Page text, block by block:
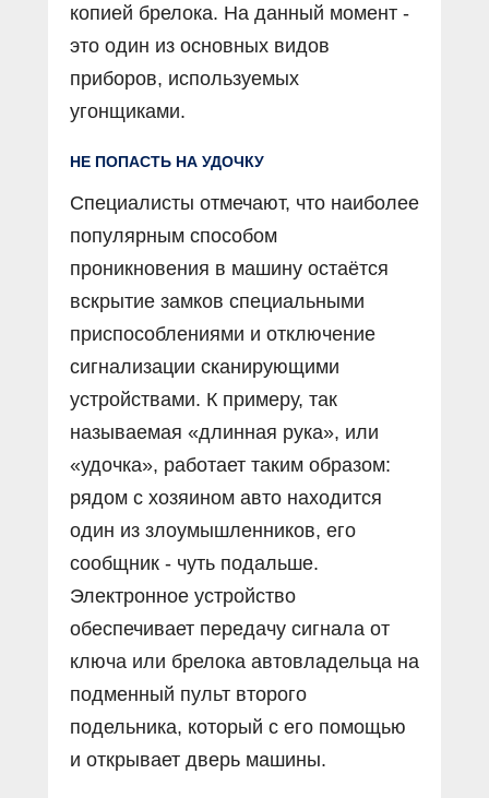
копией брелока. На данный момент -
это один из основных видов
приборов, используемых
угонщиками.
НЕ ПОПАСТЬ НА УДОЧКУ
Специалисты отмечают, что наиболее
популярным способом
проникновения в машину остаётся
вскрытие замков специальными
приспособлениями и отключение
сигнализации сканирующими
устройствами. К примеру, так
называемая «длинная рука», или
«удочка», работает таким образом:
рядом с хозяином авто находится
один из злоумышленников, его
сообщник - чуть подальше.
Электронное устройство
обеспечивает передачу сигнала от
ключа или брелока автовладельца на
подменный пульт второго
подельника, который с его помощью
и открывает дверь машины.